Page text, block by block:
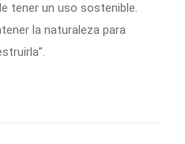
tener un uso sostenible.
la naturaleza para